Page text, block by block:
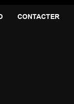
CONTACTER